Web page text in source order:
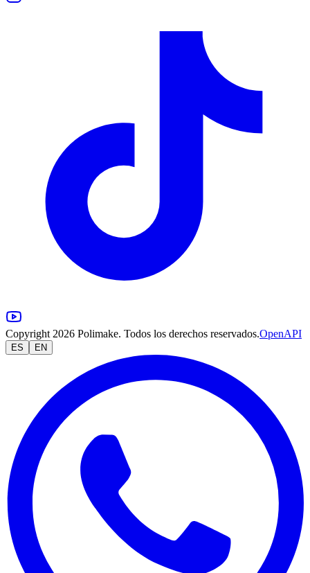
Copyright 2026 Polimake. Todos los derechos reservados.OpenAPI
ES EN